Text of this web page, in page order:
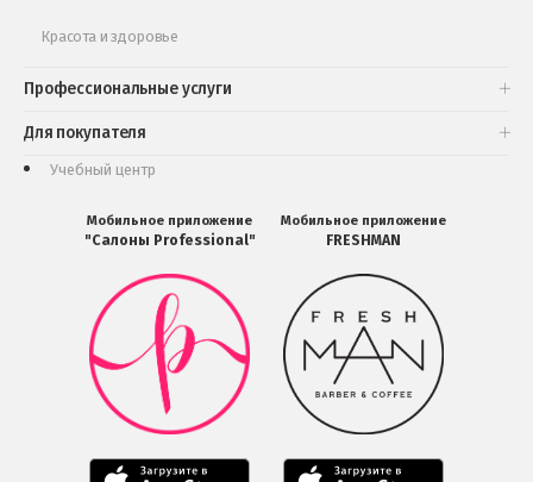
Красота и здоровье
Профессиональные услуги
Для покупателя
Учебный центр
Мобильное приложение
"Салоны Professional"
Мобильное
приложение
Салоны
Professional
загрузить
в
Google
Мобильное
Мобильное приложение
FRESHMAN
Мобильное
приложение
FRESHMAN
в
Google
Play
Мобильное